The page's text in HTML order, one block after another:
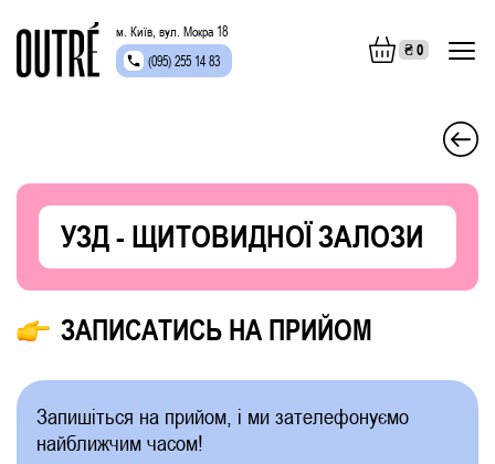
м. Київ, вул. Мокра 18
(095) 255 14 83
₴0
УЗД - ЩИТОВИДНОЇ ЗАЛОЗИ
ЗАПИСАТИСЬ НА ПРИЙОМ
Запишіться на прийом, і ми зателефонуємо
найближчим часом!